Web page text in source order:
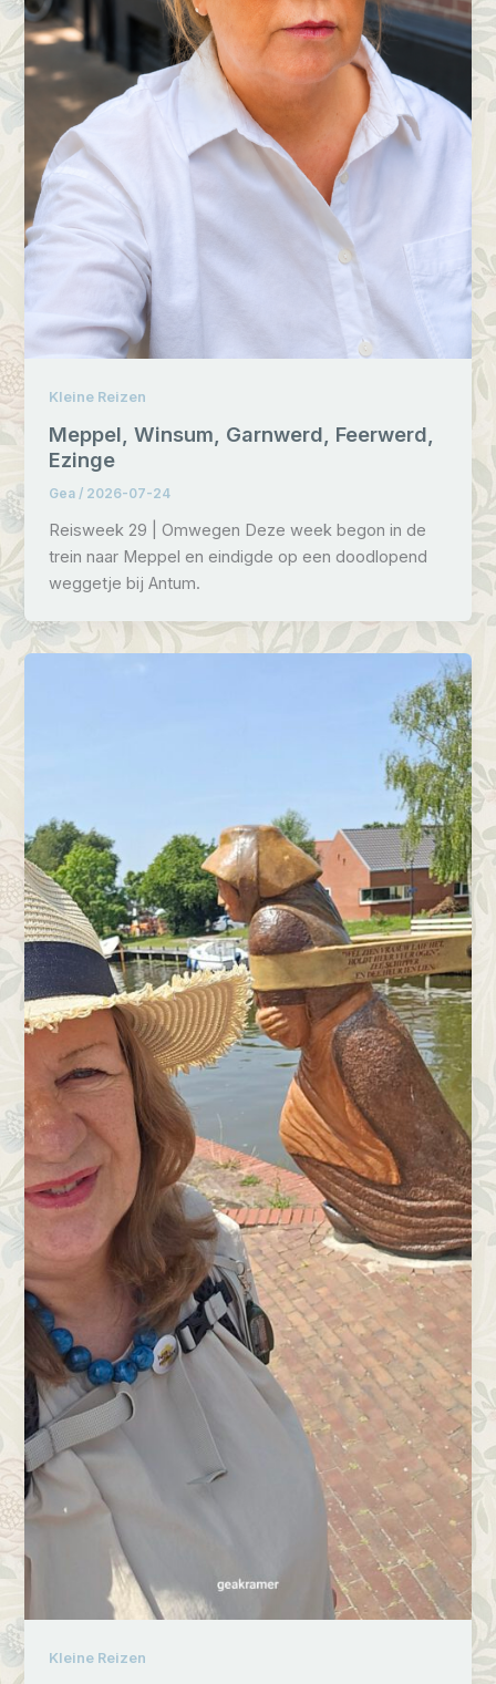
Kleine Reizen
Meppel, Winsum, Garnwerd, Feerwerd,
Ezinge
Gea/ 2026-07-24
Reisweek 29 | Omwegen Deze week begon in de
trein naar Meppel en eindigde op een doodlopend
weggetje bij Antum.
Kleine Reizen